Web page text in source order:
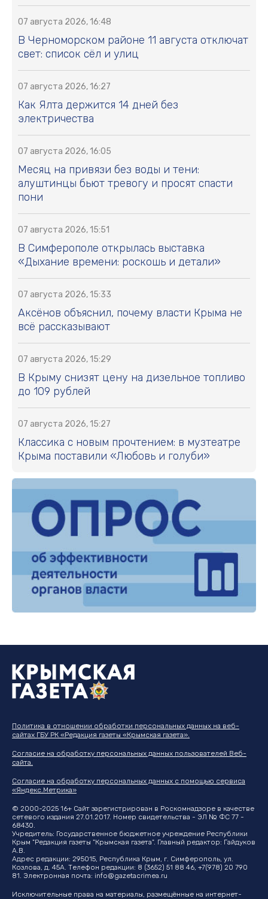
07 августа 2026, 16:48
В Черноморском районе 11 августа отключат
свет: список сёл и улиц
07 августа 2026, 16:27
Как Ялта держится 14 дней без
электричества
07 августа 2026, 16:05
Месяц на привязи без воды и тени:
алуштинцы бьют тревогу и просят спасти
пони
07 августа 2026, 15:51
В Симферополе открылась выставка
«Дыхание времени: роскошь и детали»
07 августа 2026, 15:33
Аксёнов объяснил, почему власти Крыма не
всё рассказывают
07 августа 2026, 15:29
В Крыму снизят цену на дизельное топливо
до 109 рублей
07 августа 2026, 15:27
Классика с новым прочтением: в музтеатре
Крыма поставили «Любовь и голуби»
Политика в отношении обработки персональных данных на веб-
сайтах ГБУ РК «Редакция газеты «Крымская газета».
Согласие на обработку персональных данных пользователей Веб-
сайта.
Согласие на обработку персональных данных с помощью сервиса
«Яндекс.Метрика»
© 2000-2025 16+ Сайт зарегистрирован в Роскомнадзоре в качестве
сетевого издания 27.01.2017. Номер свидетельства - ЭЛ № ФС 77 -
68430.
Учредитель: Государственное бюджетное учреждение Республики
Крым "Редакция газеты "Крымская газета". Главный редактор: Гайдуков
А.В.
Адрес редакции: 295015, Республика Крым, г. Симферополь, ул.
Козлова, д. 45А. Телефон редакции: 8 (3652) 51 88 46, +7(978) 20 790
81. Электронная почта: info@gazetacrimea.ru
Исключительные права на материалы, размещённые на интернет-